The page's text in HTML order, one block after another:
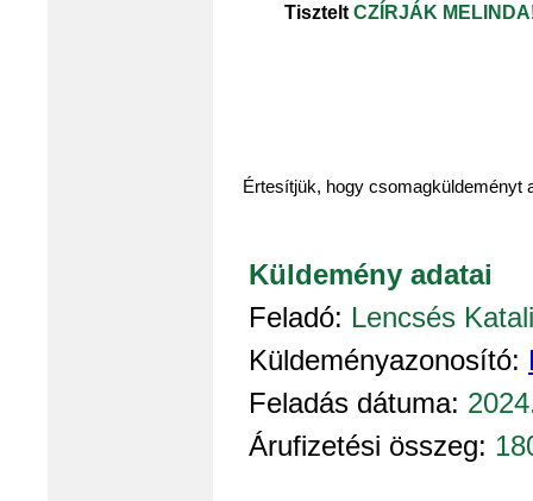
Tisztelt CZÍRJÁK MELINDA
Értesítjük, hogy csomagküldeményt
Küldemény adatai
Feladó: Lencsés
Küldeményazonosító:
Feladás dátuma:
Árufizetési összeg: